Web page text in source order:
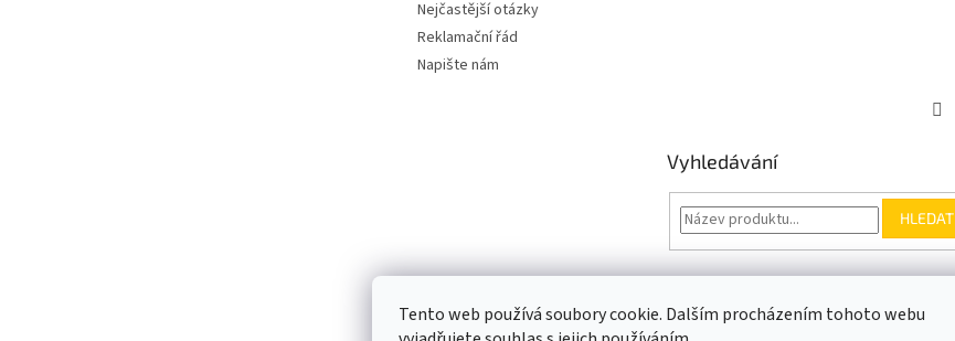
Tento web používá soubory cookie. Dalším procházením tohoto webu
Nejčastější otázky
Reklamační řád
Napište nám
Vyhledávání
HLEDAT
Somfy.cz Kontakt